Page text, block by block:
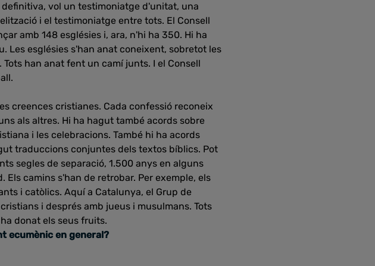
vol un testimoniatge d'unitat, una
i el testimoniatge entre tots. El Consell
amb 148 esglésies i, ara, n'hi ha 350. Hi ha
esglésies s'han anat coneixent, sobretot les
han anat fent un camí junts. I el Consell
creences cristianes. Cada confessió reconeix
als altres. Hi ha hagut també acords sobre
i les celebracions. També hi ha acords
traduccions conjuntes dels textos bíblics. Pot
segles de separació, 1.500 anys en alguns
camins s'han de retrobar. Per exemple, els
i catòlics. Aquí a Catalunya, el Grup de
i després amb jueus i musulmans. Tots
donat els seus fruits.
ecumènic en general?